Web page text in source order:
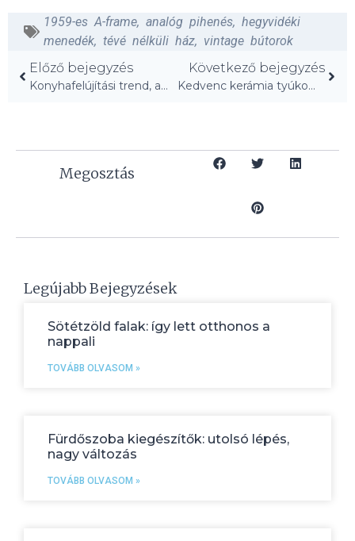
1959-es A-frame, analóg pihenés, hegyvidéki
menedék, tévé nélküli ház, vintage bútorok
Előző bejegyzés
Konyhafelújítási trend, amit legjobban megbánsz!
Következő bejegyzés
Kedvenc kerámia tyúkom: drága vintage kincs lett!
Megosztás
Legújabb Bejegyzések
Sötétzöld falak: így lett otthonos a
nappali
TOVÁBB OLVASOM »
Fürdőszoba kiegészítők: utolsó lépés,
nagy változás
TOVÁBB OLVASOM »